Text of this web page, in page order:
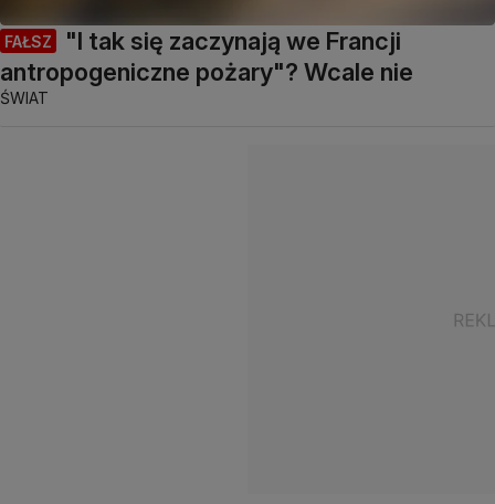
FAŁSZ
"I tak się zaczynają we Francji
antropogeniczne pożary"? Wcale nie
ŚWIAT